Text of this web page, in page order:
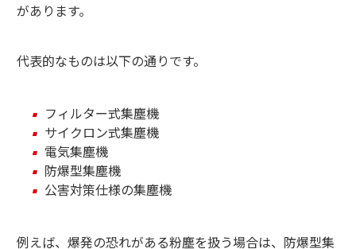
があります。
代表的なものは以下の通りです。
フィルター式集塵機
サイクロン式集塵機
電気集塵機
防爆型集塵機
公害対策仕様の集塵機
例えば、爆発の恐れがある粉塵を扱う場合は、防爆型集